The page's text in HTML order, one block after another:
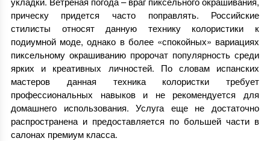
прическу придется часто поправлять. Российские
стилисты относят данную технику колористики к
подиумной моде, однако в более «спокойных» вариациях
пиксельному окрашиванию пророчат популярность среди
ярких и креативных личностей. По словам испанских
мастеров данная техника колористки требует
профессиональных навыков и не рекомендуется для
домашнего использования. Услуга еще не достаточно
распространена и предоставляется по большей части в
салонах премиум класса.